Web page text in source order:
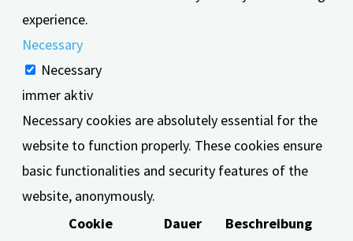
experience.
Necessary
Necessary
immer aktiv
Necessary cookies are absolutely essential for the
website to function properly. These cookies ensure
basic functionalities and security features of the
website, anonymously.
Cookie
Dauer Beschreibung